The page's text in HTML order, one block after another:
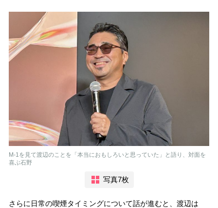
M-1を見て渡辺のことを「本当におもしろいと思っていた」と語り、対面を
喜ぶ石野
写真7枚
さらに日常の喫煙タイミングについて話が進むと、渡辺は